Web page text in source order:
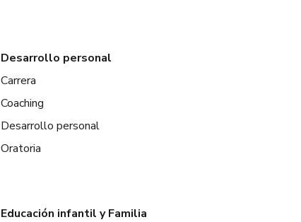
Desarrollo personal
Carrera
Coaching
Desarrollo personal
Oratoria
Educación infantil y Familia